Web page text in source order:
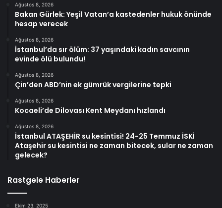
Ağustos 8, 2026
Bakan Gürlek: Yeşil Vatan’a kastedenler hukuk önünde
hesap verecek
Ağustos 8, 2026
İstanbul’da sır ölüm: 37 yaşındaki kadın savcının
evinde ölü bulundu!
Ağustos 8, 2026
Çin’den ABD’nin ek gümrük vergilerine tepki
Ağustos 8, 2026
Kocaeli’de Dilovası Kent Meydanı hızlandı
Ağustos 8, 2026
İstanbul ATAŞEHİR su kesintisi! 24-25 Temmuz İSKİ
Ataşehir su kesintisi ne zaman bitecek, sular ne zaman
gelecek?
Rastgele Haberler
Ekim 23, 2025